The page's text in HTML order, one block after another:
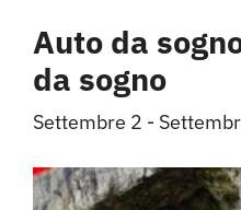
Auto da
da sogno
Settembre 2 -